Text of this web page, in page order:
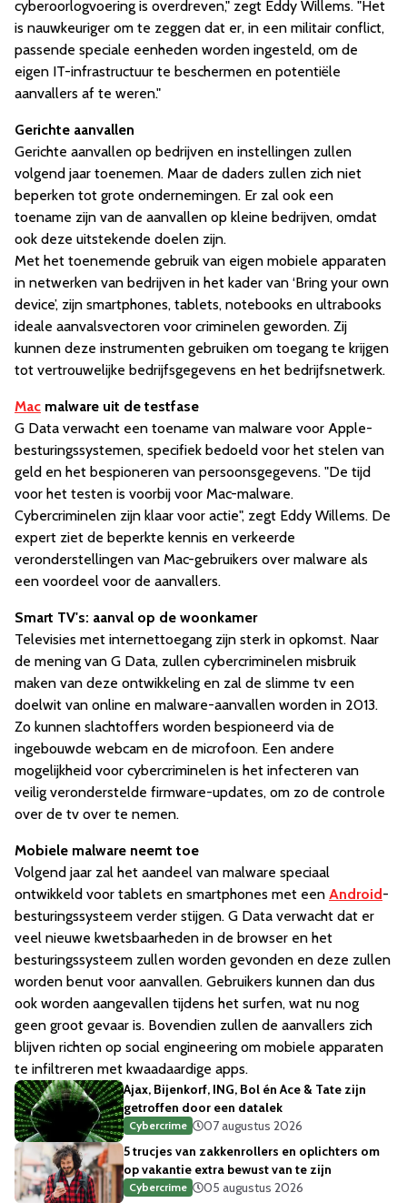
cyberoorlogvoering is overdreven," zegt Eddy Willems. "Het
is nauwkeuriger om te zeggen dat er, in een militair conflict,
passende speciale eenheden worden ingesteld, om de
eigen IT-infrastructuur te beschermen en potentiële
aanvallers af te weren."
Gerichte aanvallen
Gerichte aanvallen op bedrijven en instellingen zullen
volgend jaar toenemen. Maar de daders zullen zich niet
beperken tot grote ondernemingen. Er zal ook een
toename zijn van de aanvallen op kleine bedrijven, omdat
ook deze uitstekende doelen zijn.
Met het toenemende gebruik van eigen mobiele apparaten
in netwerken van bedrijven in het kader van ‘Bring your own
device’, zijn smartphones, tablets, notebooks en ultrabooks
ideale aanvalsvectoren voor criminelen geworden. Zij
kunnen deze instrumenten gebruiken om toegang te krijgen
tot vertrouwelijke bedrijfsgegevens en het bedrijfsnetwerk.
Mac malware uit de testfase
G Data verwacht een toename van malware voor Apple-
besturingssystemen, specifiek bedoeld voor het stelen van
geld en het bespioneren van persoonsgegevens. "De tijd
voor het testen is voorbij voor Mac-malware.
Cybercriminelen zijn klaar voor actie", zegt Eddy Willems. De
expert ziet de beperkte kennis en verkeerde
veronderstellingen van Mac-gebruikers over malware als
een voordeel voor de aanvallers.
Smart TV's: aanval op de woonkamer
Televisies met internettoegang zijn sterk in opkomst. Naar
de mening van G Data, zullen cybercriminelen misbruik
maken van deze ontwikkeling en zal de slimme tv een
doelwit van online en malware-aanvallen worden in 2013.
Zo kunnen slachtoffers worden bespioneerd via de
ingebouwde webcam en de microfoon. Een andere
mogelijkheid voor cybercriminelen is het infecteren van
veilig veronderstelde firmware-updates, om zo de controle
over de tv over te nemen.
Mobiele malware neemt toe
Volgend jaar zal het aandeel van malware speciaal
ontwikkeld voor tablets en smartphones met een Android-
besturingssysteem verder stijgen. G Data verwacht dat er
veel nieuwe kwetsbaarheden in de browser en het
besturingssysteem zullen worden gevonden en deze zullen
worden benut voor aanvallen. Gebruikers kunnen dan dus
ook worden aangevallen tijdens het surfen, wat nu nog
geen groot gevaar is. Bovendien zullen de aanvallers zich
blijven richten op social engineering om mobiele apparaten
te infiltreren met kwaadaardige apps.
Ajax, Bijenkorf, ING, Bol én Ace & Tate zijn
getroffen door een datalek
Cybercrime
07 augustus 2026
5 trucjes van zakkenrollers en oplichters om
op vakantie extra bewust van te zijn
Cybercrime
05 augustus 2026